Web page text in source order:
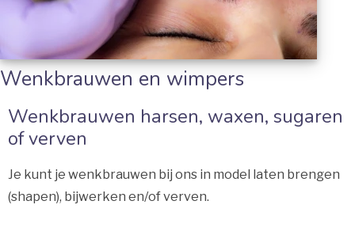
Wenkbrauwen en wimpers
Wenkbrauwen harsen, waxen, sugaren
of verven
Je kunt je wenkbrauwen bij ons in model laten brengen
(shapen), bijwerken en/of verven.